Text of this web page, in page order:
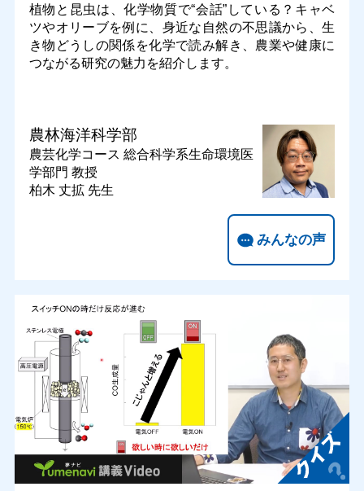
植物と昆虫は、化学物質で“会話”している？キャベ
ツやオリーブを例に、身近な自然の不思議から、生
き物どうしの関係を化学で読み解き、農業や健康に
つながる研究の魅力を紹介します。
農林海洋科学部
農芸化学コース 総合科学系生命環境医
学部門 教授
柏木 丈拡 先生
みんなの声